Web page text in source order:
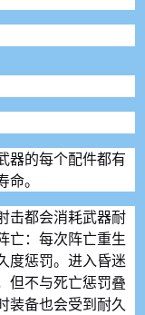
器的每个配件都有
。
击都会消耗武器耐
亡：每次阵亡重生
度惩罚。进入昏迷
但不与死亡惩罚叠
装备也会受到耐久